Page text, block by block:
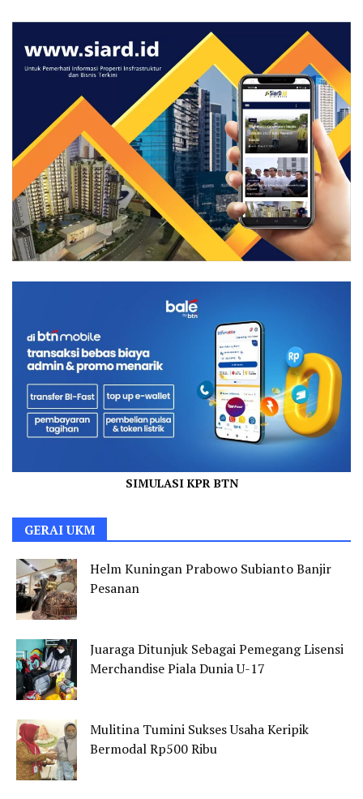
SIMULASI KPR BTN
GERAI UKM
Helm Kuningan Prabowo Subianto Banjir
Pesanan
Juaraga Ditunjuk Sebagai Pemegang Lisensi
Merchandise Piala Dunia U-17
Mulitina Tumini Sukses Usaha Keripik
Bermodal Rp500 Ribu